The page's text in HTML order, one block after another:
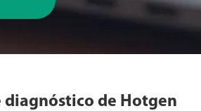
diagnóstico de Hotgen